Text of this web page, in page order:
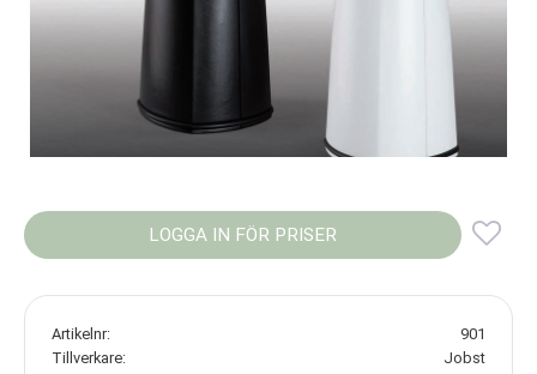
LOGGA IN FÖR PRISER
Artikelnr
901
Tillverkare
Jobst